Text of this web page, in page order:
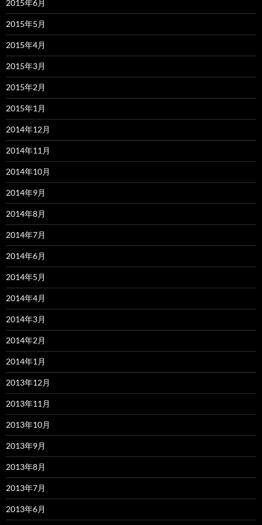
2015年6月
2015年5月
2015年4月
2015年3月
2015年2月
2015年1月
2014年12月
2014年11月
2014年10月
2014年9月
2014年8月
2014年7月
2014年6月
2014年5月
2014年4月
2014年3月
2014年2月
2014年1月
2013年12月
2013年11月
2013年10月
2013年9月
2013年8月
2013年7月
2013年6月